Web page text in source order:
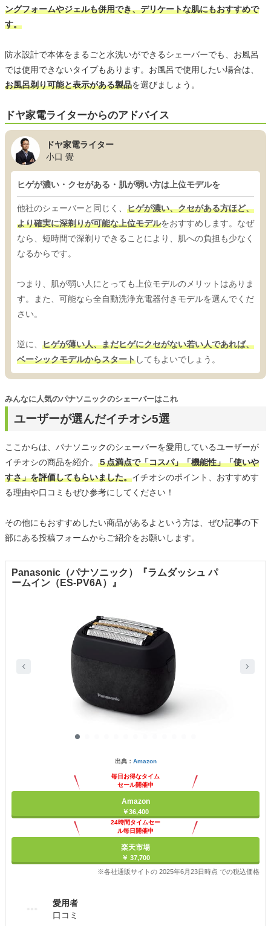
ングフォームやジェルも併用でき、デリケートな肌にもおすすめで
す。
防水設計で本体をまるごと水洗いができるシェーバーでも、お風呂
では使用できないタイプもあります。お風呂で使用したい場合は、
お風呂剃り可能と表示がある製品を選びましょう。
ドヤ家電ライターからのアドバイス
ドヤ家電ライター
小口 覺
ヒゲが濃い・クセがある・肌が弱い方は上位モデルを
他社のシェーバーと同じく、 ヒゲが濃い、クセがある方ほど、
より確実に深剃りが可能な上位モデルをおすすめします。なぜ
なら、短時間で深剃りできることにより、肌への負担も少なく
なるからです。
つまり、肌が弱い人にとっても上位モデルのメリットはありま
す。また、可能なら全自動洗浄充電器付きモデルを選んでくだ
さい。
逆に、 ヒゲが薄い人、まだヒゲにクセがない若い人であれば、
ベーシックモデルからスタートしてもよいでしょう。
ユーザーが選んだイチオシ5選
みんなに人気のパナソニックのシェーバーはこれ
ここからは、パナソニックのシェーバーを愛用しているユーザーが
イチオシの商品を紹介。 ５点満点で「コスパ」「機能性」「使いや
すさ」を評価してもらいました。イチオシのポイント、おすすめす
る理由や口コミもぜひ参考にしてください！
その他にもおすすめしたい商品があるよという方は、ぜひ記事の下
部にある投稿フォームからご紹介をお願いします。
Panasonic（パナソニック）『ラムダッシュ パ
ームイン（ES-PV6A）』
出典： Amazon
毎日お得なタイム
セール開催中
Amazon
￥36,400
24時間タイムセー
ル毎日開催中
楽天市場
￥ 37,700
※各社通販サイトの 2025年6月23日時点 での税込価格
愛用者
口コミ